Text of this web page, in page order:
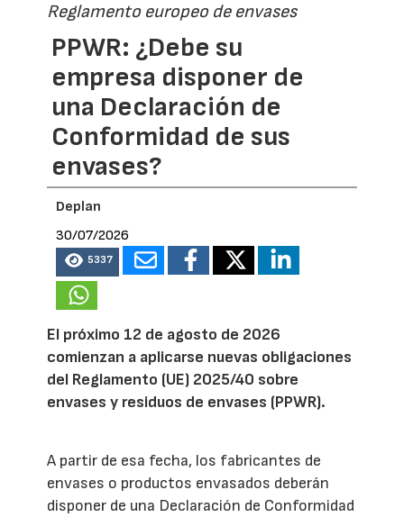
Reglamento europeo de envases
PPWR: ¿Debe su
empresa disponer de
una Declaración de
Conformidad de sus
envases?
Deplan
30/07/2026
5337
El próximo 12 de agosto de 2026
comienzan a aplicarse nuevas obligaciones
del Reglamento (UE) 2025/40 sobre
envases y residuos de envases (PPWR).
A partir de esa fecha, los fabricantes de
envases o productos envasados deberán
disponer de una Declaración de Conformidad